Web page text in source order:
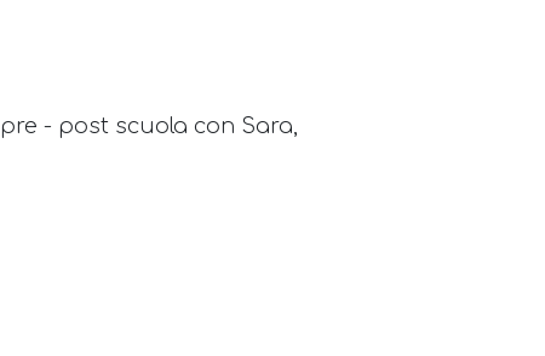
- post scuola con Sara,